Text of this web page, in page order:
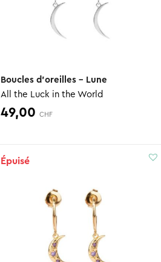
Boucles d’oreilles – Lune
All the Luck in the World
49,00 CHF
Épuisé